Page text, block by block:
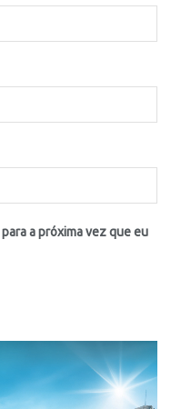
a próxima vez que eu